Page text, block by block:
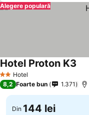
Alegere populară
2 SteleHotel
Hotel Proton K3
8,2 Foarte bun 1.371
Din 144 lei